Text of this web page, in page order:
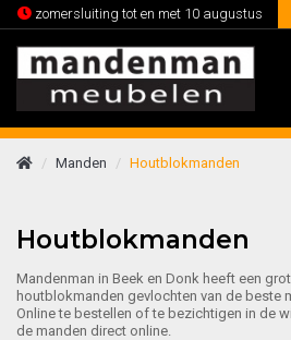
zomersluiting tot en met 10 augustus
Manden Houtblokmanden
Houtblokmanden
Mandenman in Beek en Donk heeft een
houtblokmanden gevlochten van de beste
Online te bestellen of te bezichtigen in de
de manden direct online.